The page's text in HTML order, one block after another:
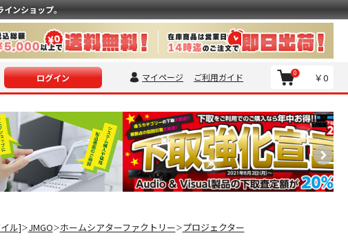
ンショップ。
ログイン マイページ ご利用ガイド ￥0
0
ル]＞JMGO＞ホームシアターファクトリー＞プロジェクター